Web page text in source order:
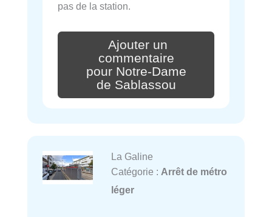
pas de la station.
Ajouter un
commentaire
pour Notre-Dame
de Sablassou
La Galine
Catégorie : Arrêt de métro
léger